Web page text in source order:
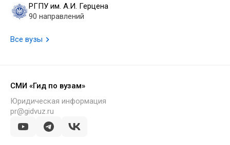
РГПУ им. А.И. Герцена
90 направлений
Все вузы
СМИ «Гид по вузам»
Юридическая информация
pr@gidvuz.ru